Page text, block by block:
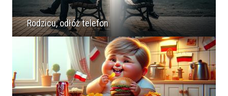
Rodzicu, odłóż telefon